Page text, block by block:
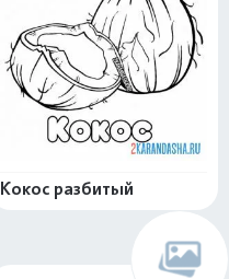
Кокос разбитый